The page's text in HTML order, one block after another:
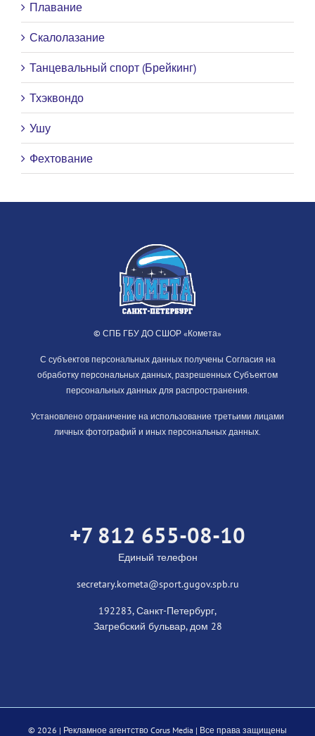
Плавание
Скалолазание
Танцевальный спорт (Брейкинг)
Тхэквондо
Ушу
Фехтование
© СПБ ГБУ ДО СШОР «Комета»
С субъектов персональных данных получены Согласия на
обработку персональных данных, разрешенных Субъектом
персональных данных для распространения.
Установлено ограничение на использование третьими лицами
личных фотографий и иных персональных данных.
+7 812 655-08-10
Единый телефон
secretary.kometa@sport.gugov.spb.ru
192283, Санкт-Петербург,
Загребский бульвар, дом 28
© 2026 | Рекламное агентство Corus Media | Все права защищены